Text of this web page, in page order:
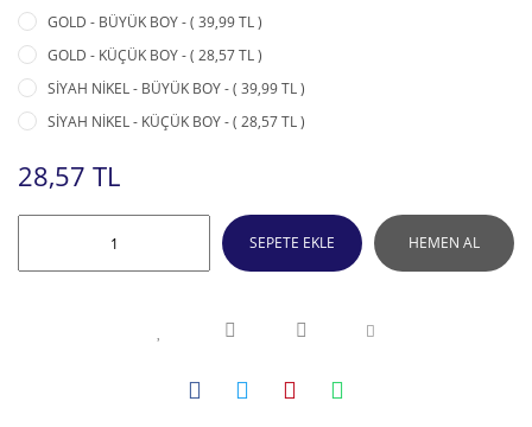
GOLD - BÜYÜK BOY - ( 39,99 TL )
GOLD - KÜÇÜK BOY - ( 28,57 TL )
SİYAH NİKEL - BÜYÜK BOY - ( 39,99 TL )
SİYAH NİKEL - KÜÇÜK BOY - ( 28,57 TL )
28,57 TL
SEPETE EKLE HEMEN AL